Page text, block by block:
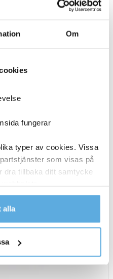
Om
fungerar
typer av cookies. Vissa
som visas på
dra tillbaka ditt samtycke
om vilka vi är, hur du
vi behandlar
alla